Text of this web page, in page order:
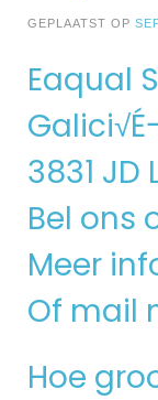
GEPLAATST OP
Eaqual
3831 JD
Bel ons
Meer
Of mail
Hoe